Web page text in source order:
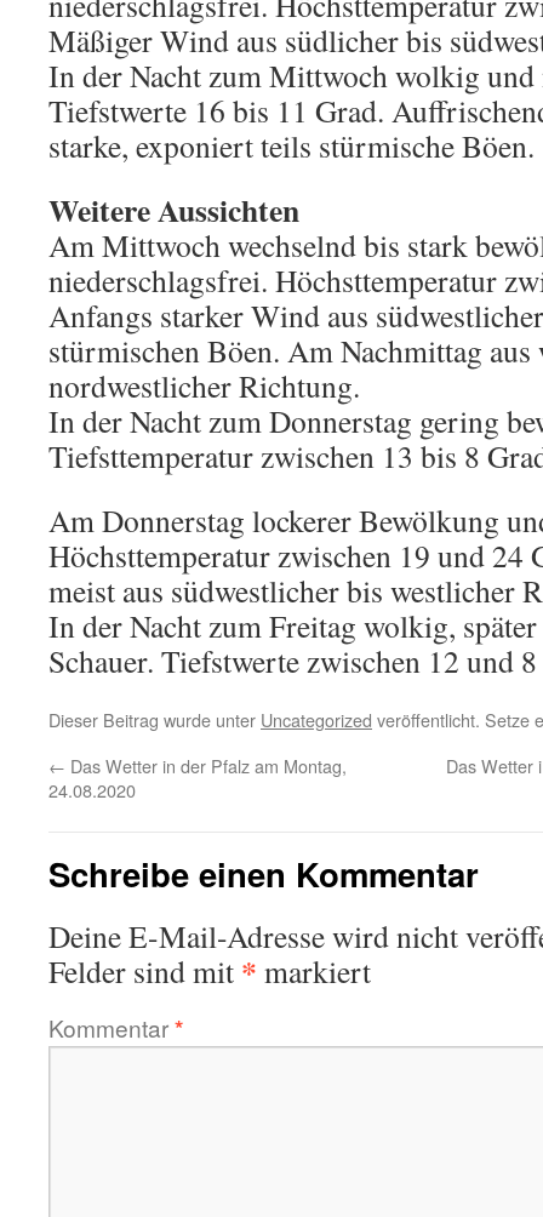
Mäßiger Wind aus südlicher bis
In der Nacht zum Mittwoch wolkig und
Tiefstwerte 16 bis 11 Grad.
starke, exponiert teils stürmische Böen.
Weitere Aussichten
Am Mittwoch wechselnd bis stark
niederschlagsfrei. Höchsttemperatur
Anfangs starker Wind aus
stürmischen Böen. Am Nachmittag aus
nordwestlicher Richtung.
In der Nacht zum Donnerstag gering
Tiefsttemperatur zwischen 13 bis 8
Am Donnerstag lockerer Bewölkung
Höchsttemperatur zwischen 19 und 24
meist aus südwestlicher bis westlicher
In der Nacht zum Freitag wolkig,
Schauer. Tiefstwerte zwischen 12 und
Dieser Beitrag wurde unter Uncategorized veröffentlicht. Setze
← Das Wetter in der Pfalz am Montag,
24.08.2020
Das Wetter
Schreibe einen Kommentar
Deine E-Mail-Adresse wird nicht
Felder sind mit * markiert
Kommentar*